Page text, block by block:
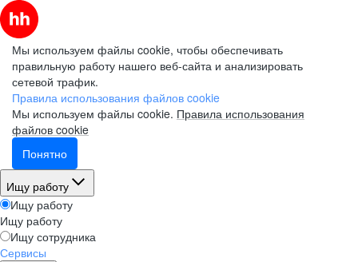
Мы используем файлы cookie, чтобы обеспечивать
правильную работу нашего веб-сайта и анализировать
сетевой трафик.
Правила использования файлов cookie
Мы используем файлы cookie. Правила использования
файлов cookie
Понятно
Ищу работу
Ищу работу
Ищу работу
Ищу сотрудника
Сервисы